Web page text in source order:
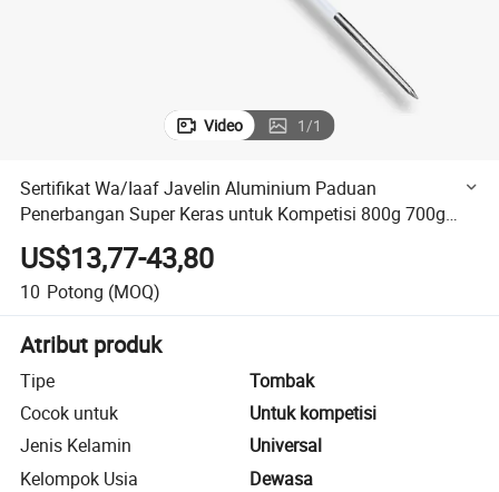
Video 1/1
Sertifikat Wa/Iaaf Javelin Aluminium Paduan
Penerbangan Super Keras untuk Kompetisi 800g 700g
600g 500g
US$13,77-43,80
10 Potong (MOQ)
Atribut produk
Tipe
Tombak
Cocok untuk
Untuk kompetisi
Jenis Kelamin
Universal
Kelompok Usia
Dewasa